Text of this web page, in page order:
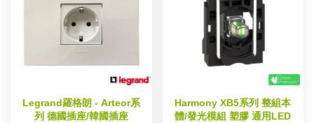
Legrand羅格朗 - Arteor系
列 德國插座/韓國插座
Harmony XB5系列 整組本
體/發光模組 塑膠 通用LED